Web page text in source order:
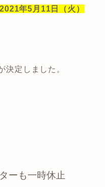
年5月11日（火）
決定しました。
ーも一時休止